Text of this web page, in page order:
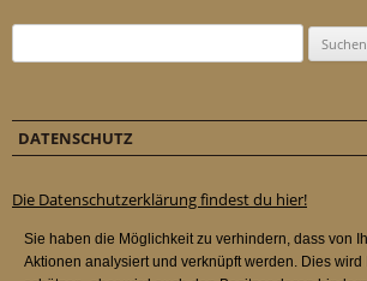
DATENSCHUTZ
Die Datenschutzerklärung findest du hier!